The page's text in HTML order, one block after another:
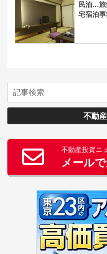
民泊…旅
宅宿泊
不動
不動産投資ニ
メール